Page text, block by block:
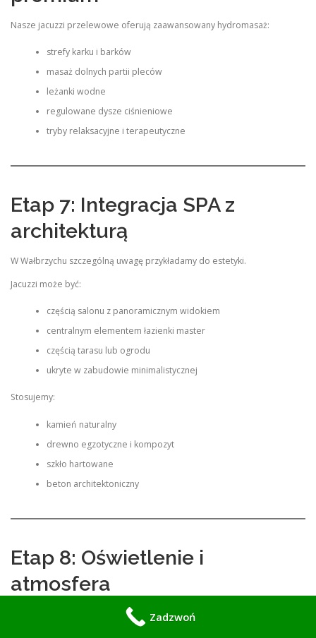
Nasze jacuzzi przelewowe oferują zaawansowany hydromasaż:
strefy karku i barków
masaż dolnych partii pleców
leżanki wodne
regulowane dysze ciśnieniowe
tryby relaksacyjne i terapeutyczne
Etap 7: Integracja SPA z
architekturą
W Wałbrzychu szczególną uwagę przykładamy do estetyki.
Jacuzzi może być:
częścią salonu z panoramicznym widokiem
centralnym elementem łazienki master
częścią tarasu lub ogrodu
ukryte w zabudowie minimalistycznej
Stosujemy:
kamień naturalny
drewno egzotyczne i kompozyt
szkło hartowane
beton architektoniczny
Etap 8: Oświetlenie i
atmosfera
Zadzwoń